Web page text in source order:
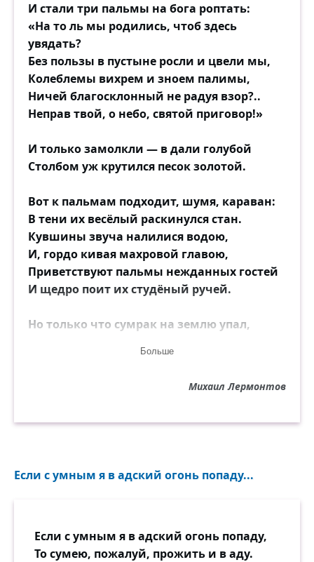
И стали три пальмы на бога роптать:
«На то ль мы родились, чтоб здесь
увядать?
Без пользы в пустыне росли и цвели мы,
Колеблемы вихрем и зноем палимы,
Ничей благосклонный не радуя взор?..
Неправ твой, о небо, святой приговор!»
И только замолкли — в дали голубой
Столбом уж крутился песок золотой.
Вот к пальмам подходит, шумя, караван:
В тени их весёлый раскинулся стан.
Кувшины звуча налилися водою,
И, гордо кивая махровой главою,
Приветствуют пальмы нежданных гостей
И щедро поит их студёный ручей.
Но только что сумрак на землю упал,
И пали без жизни питомцы столетий!
Изрублены были тела их потом,
Больше
Михаил Лермонтов
Если с умным я в адский огонь попаду...
Если с умным я в адский огонь попаду,
То сумею, пожалуй, прожить и в аду.